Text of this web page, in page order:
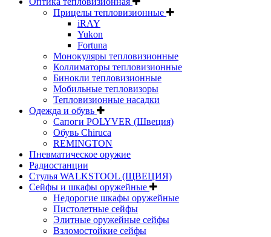
Прицелы тепловизионные
iRAY
Yukon
Fortuna
Монокуляры тепловизионные
Коллиматоры тепловизионные
Бинокли тепловизионные
Мобильные тепловизоры
Тепловизионные насадки
Одежда и обувь
Сапоги POLYVER (Швеция)
Обувь Chiruca
REMINGTON
Пневматическое оружие
Радиостанции
Стулья WALKSTOOL (ЩВЕЦИЯ)
Сейфы и шкафы оружейные
Недорогие шкафы оружейные
Пистолетные сейфы
Элитные оружейные сейфы
Взломостойкие сейфы